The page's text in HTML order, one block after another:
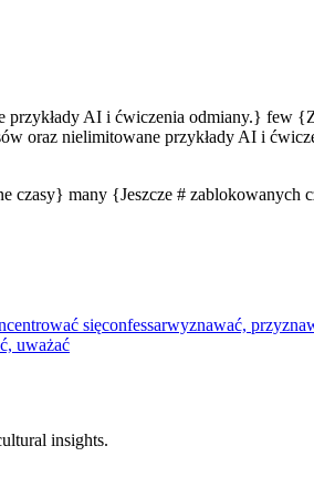
AI i ćwiczenia odmiany.} few
oraz nielimitowane przykłady AI i
czasy} many {Jeszcze # zablokowanych
sięconfessarwyznawać,
uważać
insights.